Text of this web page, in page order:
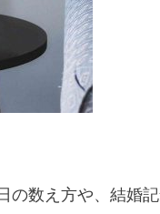
数え方や、結婚